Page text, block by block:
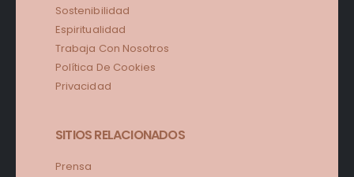
Sostenibilidad
Espiritualidad
Trabaja Con Nosotros
Política De Cookies
Privacidad
SITIOS RELACIONADOS
Prensa